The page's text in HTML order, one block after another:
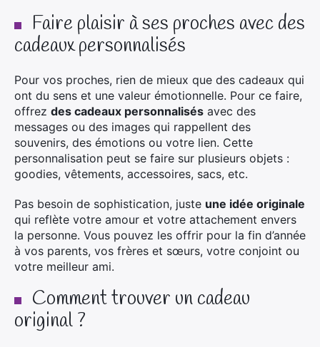
Faire plaisir à ses proches avec des
cadeaux personnalisés
Pour vos proches, rien de mieux que des cadeaux qui
ont du sens et une valeur émotionnelle. Pour ce faire,
offrez des cadeaux personnalisés avec des
messages ou des images qui rappellent des
souvenirs, des émotions ou votre lien. Cette
personnalisation peut se faire sur plusieurs objets :
goodies, vêtements, accessoires, sacs, etc.
Pas besoin de sophistication, juste une idée originale
qui reflète votre amour et votre attachement envers
la personne. Vous pouvez les offrir pour la fin d’année
à vos parents, vos frères et sœurs, votre conjoint ou
votre meilleur ami.
Comment trouver un cadeau
original ?